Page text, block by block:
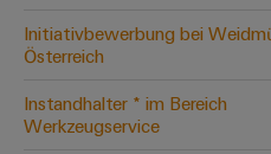
Kundenspezifische
Initiativbewerbung bei
Österreich
Instandhalter * im Bereich
Werkzeugservice